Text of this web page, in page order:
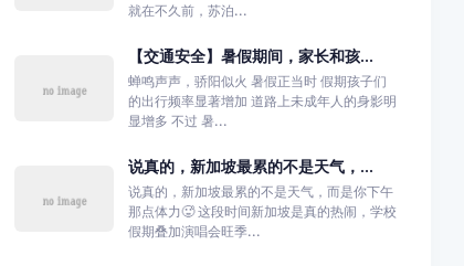
就在不久前，苏泊...
【交通安全】暑假期间，家长和孩...
蝉鸣声声，骄阳似火 暑假正当时 假期孩子们
的出行频率显著增加 道路上未成年人的身影明
显增多 不过 暑...
说真的，新加坡最累的不是天气，...
说真的，新加坡最累的不是天气，而是你下午
那点体力🥵 这段时间新加坡是真的热闹，学校
假期叠加演唱会旺季...